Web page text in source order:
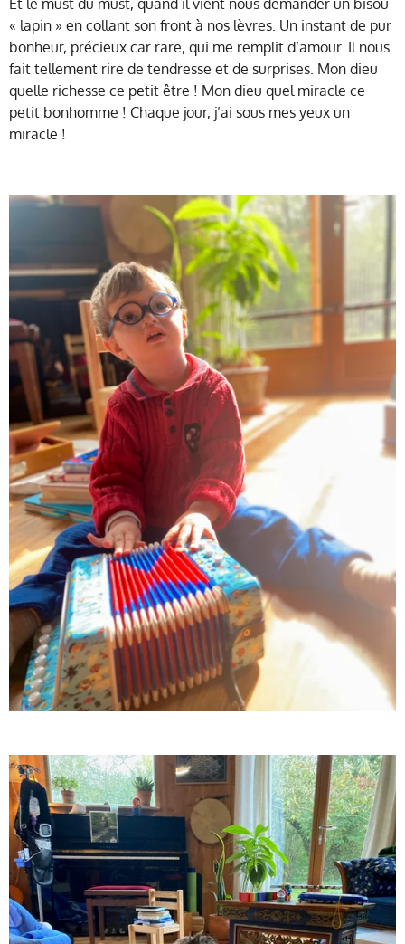
« lapin » en collant son front à nos lèvres. Un instant de pur
bonheur, précieux car rare, qui me remplit d’amour. Il nous
fait tellement rire de tendresse et de surprises. Mon dieu
quelle richesse ce petit être ! Mon dieu quel miracle ce
petit bonhomme ! Chaque jour, j’ai sous mes yeux un
miracle !